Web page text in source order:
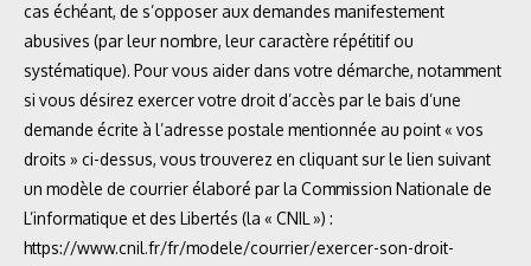
cas échéant, de s’opposer aux demandes manifestement
abusives (par leur nombre, leur caractère répétitif ou
systématique). Pour vous aider dans votre démarche, notamment
si vous désirez exercer votre droit d’accès par le bais d’une
demande écrite à l’adresse postale mentionnée au point « vos
droits » ci-dessus, vous trouverez en cliquant sur le lien suivant
un modèle de courrier élaboré par la Commission Nationale de
L’informatique et des Libertés (la « CNIL ») :
https://www.cnil.fr/fr/modele/courrier/exercer-son-droit-